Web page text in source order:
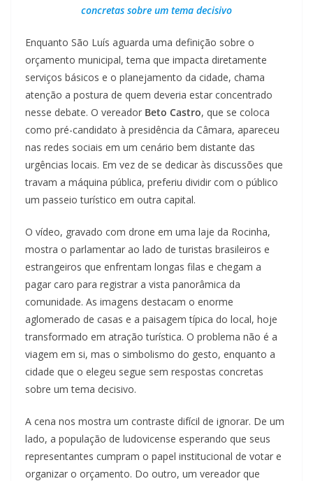
concretas sobre um tema decisivo
Enquanto São Luís aguarda uma definição sobre o
orçamento municipal, tema que impacta diretamente
serviços básicos e o planejamento da cidade, chama
atenção a postura de quem deveria estar concentrado
nesse debate. O vereador Beto Castro, que se coloca
como pré-candidato à presidência da Câmara, apareceu
nas redes sociais em um cenário bem distante das
urgências locais. Em vez de se dedicar às discussões que
travam a máquina pública, preferiu dividir com o público
um passeio turístico em outra capital.
O vídeo, gravado com drone em uma laje da Rocinha,
mostra o parlamentar ao lado de turistas brasileiros e
estrangeiros que enfrentam longas filas e chegam a
pagar caro para registrar a vista panorâmica da
comunidade. As imagens destacam o enorme
aglomerado de casas e a paisagem típica do local, hoje
transformado em atração turística. O problema não é a
viagem em si, mas o simbolismo do gesto, enquanto a
cidade que o elegeu segue sem respostas concretas
sobre um tema decisivo.
A cena nos mostra um contraste difícil de ignorar. De um
lado, a população de ludovicense esperando que seus
representantes cumpram o papel institucional de votar e
organizar o orçamento. Do outro, um vereador que